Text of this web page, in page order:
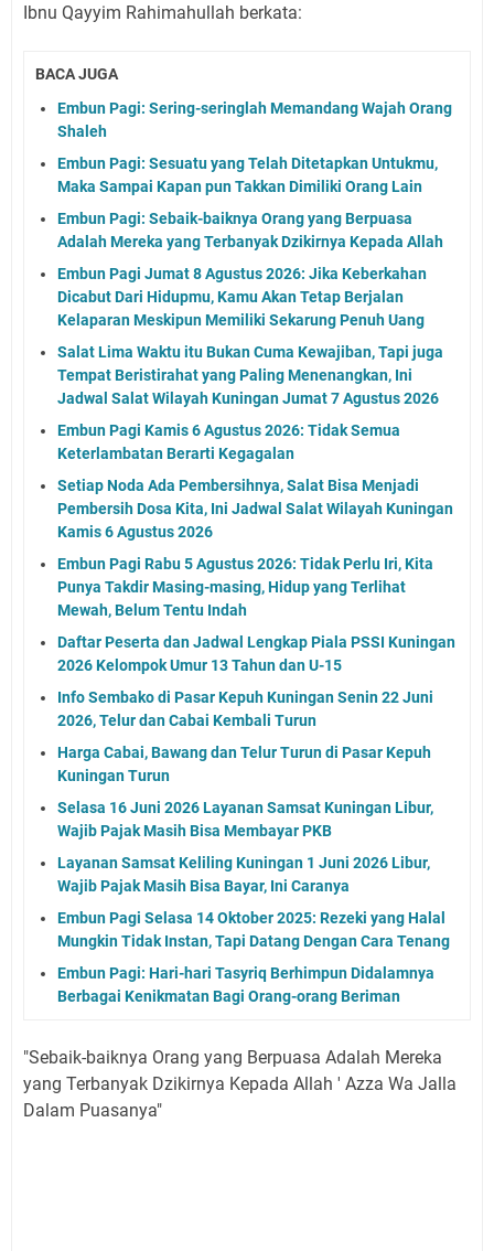
Ibnu Qayyim Rahimahullah berkata:
BACA JUGA
Embun Pagi: Sering-seringlah Memandang Wajah Orang
Shaleh
Embun Pagi: Sesuatu yang Telah Ditetapkan Untukmu,
Maka Sampai Kapan pun Takkan Dimiliki Orang Lain
Embun Pagi: Sebaik-baiknya Orang yang Berpuasa
Adalah Mereka yang Terbanyak Dzikirnya Kepada Allah
Embun Pagi Jumat 8 Agustus 2026: Jika Keberkahan
Dicabut Dari Hidupmu, Kamu Akan Tetap Berjalan
Kelaparan Meskipun Memiliki Sekarung Penuh Uang
Salat Lima Waktu itu Bukan Cuma Kewajiban, Tapi juga
Tempat Beristirahat yang Paling Menenangkan, Ini
Jadwal Salat Wilayah Kuningan Jumat 7 Agustus 2026
Embun Pagi Kamis 6 Agustus 2026: Tidak Semua
Keterlambatan Berarti Kegagalan
Setiap Noda Ada Pembersihnya, Salat Bisa Menjadi
Pembersih Dosa Kita, Ini Jadwal Salat Wilayah Kuningan
Kamis 6 Agustus 2026
Embun Pagi Rabu 5 Agustus 2026: Tidak Perlu Iri, Kita
Punya Takdir Masing-masing, Hidup yang Terlihat
Mewah, Belum Tentu Indah
Daftar Peserta dan Jadwal Lengkap Piala PSSI Kuningan
2026 Kelompok Umur 13 Tahun dan U-15
Info Sembako di Pasar Kepuh Kuningan Senin 22 Juni
2026, Telur dan Cabai Kembali Turun
Harga Cabai, Bawang dan Telur Turun di Pasar Kepuh
Kuningan Turun
Selasa 16 Juni 2026 Layanan Samsat Kuningan Libur,
Wajib Pajak Masih Bisa Membayar PKB
Layanan Samsat Keliling Kuningan 1 Juni 2026 Libur,
Wajib Pajak Masih Bisa Bayar, Ini Caranya
Embun Pagi Selasa 14 Oktober 2025: Rezeki yang Halal
Mungkin Tidak Instan, Tapi Datang Dengan Cara Tenang
Embun Pagi: Hari-hari Tasyriq Berhimpun Didalamnya
Berbagai Kenikmatan Bagi Orang-orang Beriman
"Sebaik-baiknya Orang yang Berpuasa Adalah Mereka
yang Terbanyak Dzikirnya Kepada Allah ' Azza Wa Jalla
Dalam Puasanya"